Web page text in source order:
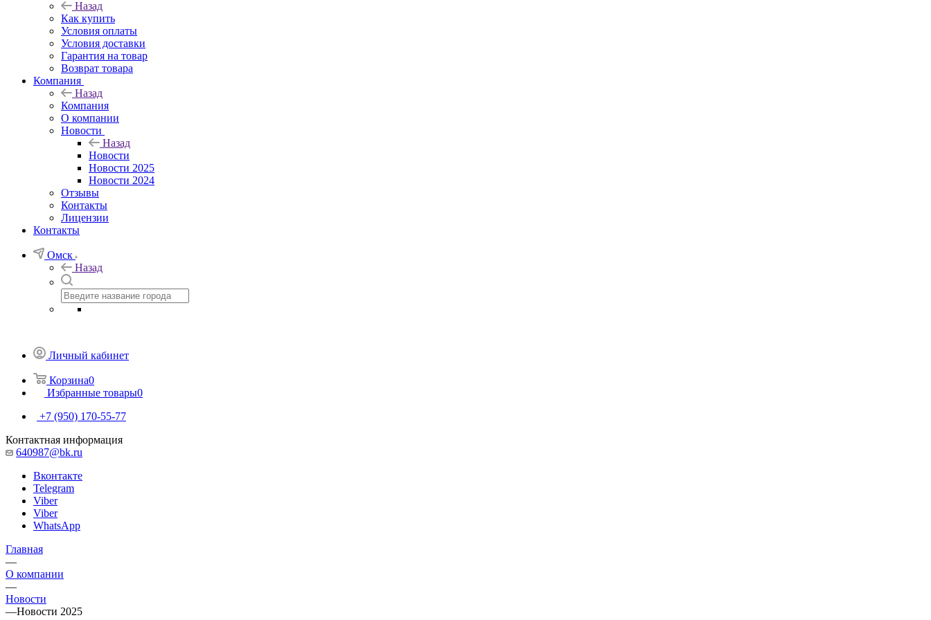
Назад
Как купить
Условия оплаты
Условия доставки
Гарантия на товар
Возврат товара
Компания
Назад
Компания
О компании
Новости
Назад
Новости
Новости 2025
Новости 2024
Отзывы
Контакты
Лицензии
Контакты
Омск
Назад
Личный кабинет
Корзина0
Избранные товары0
+7 (950) 170-55-77
Контактная информация
640987@bk.ru
Вконтакте
Telegram
Viber
Viber
WhatsApp
Главная
—
О компании
—
Новости
—Новости 2025